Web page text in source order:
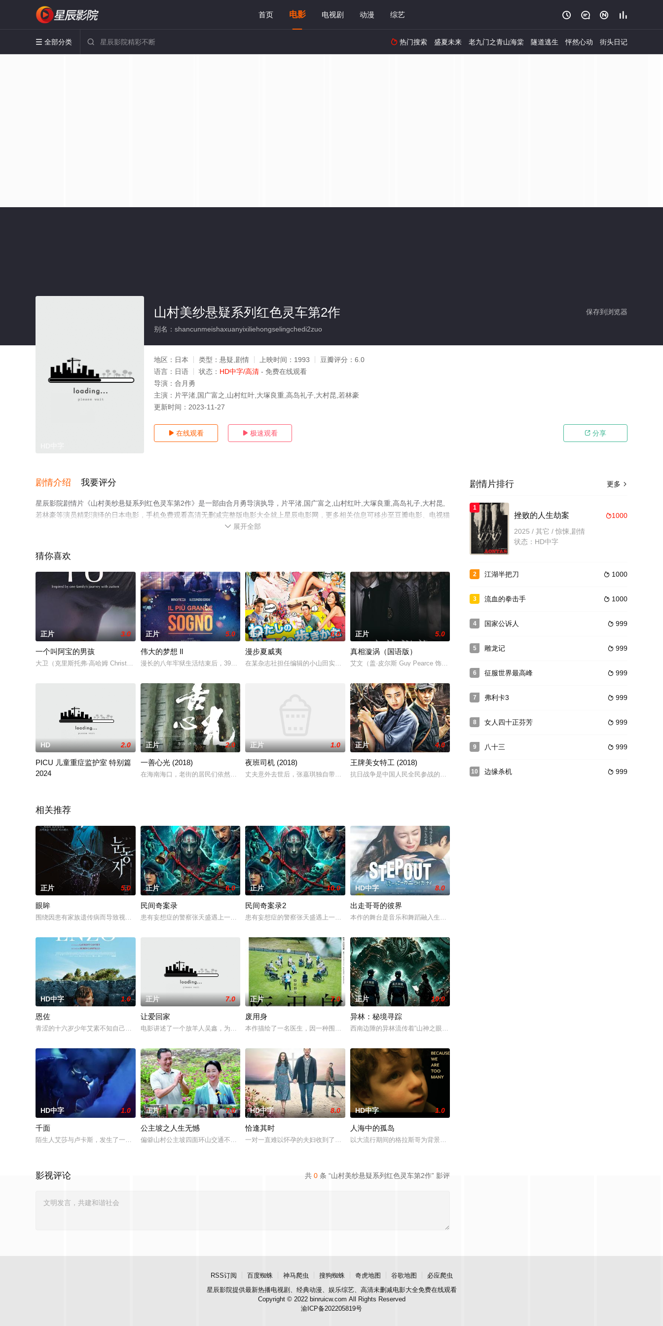
首页 电影 电视剧 动漫 综艺    
 全部分类   热门搜索 盛夏未来 老九门之青山海棠 隧道逃生 怦然心动 街头日记
保存到浏览器
山村美纱悬疑系列红色灵车第2作
别名：shancunmeishaxuanyixiliehongselingchedi2zuo
地区： 日本 类型： 悬疑,剧情 上映时间： 1993 豆瓣评分： 6.0
语言： 日语 状态： HD中字/高清 - 免费在线观看
导演： 合月勇
主演： 片平渚,国广富之,山村红叶,大塚良重,高岛礼子,大村昆,若林豪
更新时间： 2023-11-27
 在线观看  极速观看  分享
剧情介绍 我要评分
星辰影院剧情片《山村美纱悬疑系列红色灵车第2作》是一部由合月勇导演执导，片平渚,国广富之,山村红叶,大塚良重,高岛礼子,大村昆,
若林豪等演员精彩演绎的日本电影，手机免费观看高清无删减完整版电影大全就上星辰电影网，更多相关信息可移步至豆瓣电影、电视猫
 展开全部
猜你喜欢
正片 3.0
一个叫阿宝的男孩
大卫（克里斯托弗·高哈姆 Christopher Gorham 饰）的妻子身患绝症，在不久之后就永远的离开了丈夫，只留给了大
正片 5.0
伟大的梦想 Il
漫长的八年牢狱生活结束后，39岁的米尔科终于重新呼吸到了自由的空气。这一次，他决定洗心革面重新做人。在最初的计划里，米尔科只
正片 6.0
漫步夏威夷
在某杂志社担任编辑的小山田实里（荣仓奈奈 饰），不得已接受了身为空姐的好朋友爱子（中村由里 饰）的委托，要在夏威夷为爱子的新
正片 5.0
真相漩涡（国语版）
艾文（盖·皮尔斯 Guy Pearce 饰）是一名德高望重的大学教授，拥有一位非常贤惠的妻子，无论是家庭生活还
HD 2.0
PICU 儿童重症监护室 特别篇
2024
正片 2.0
一善心光 (2018)
在海南海口，老街的居民们依然过着悠闲的生活。经营咖啡馆的老林遇到了久未谋面的儿子的朋友，快递员席展发现了自己的房东老万无法说
正片 1.0
夜班司机 (2018)
丈夫意外去世后，张嘉琪独自带着女儿艰难度日。在好友江峰的帮助下，利用空余的时间在一家网约车公司做夜班司机贴补家用。初出茅庐的
正片 4.0
王牌美女特工 (2018)
抗日战争是中国人民全民参战的一场反对帝国主义侵略的战争。在抗战时期，平静的凤凰古村突然来了很多日
相关推荐
正片 5.0
眼眸
围绕因患有家族遗传病而导致视力逐渐丧失的摄影师瑞真展开。在面对跨越视力障碍、好不容易成为陶艺家却离奇身亡的双胞胎妹妹瑞音时，
正片 6.0
民间奇案录
患有妄想症的警察张天盛遇上一起离奇的神像杀人事件，勘案过程中，牵引出“婴胎报仇”，“娘娘索命”等一连串妖异事件，张天盛虽被种
正片 10.0
民间奇案录2
患有妄想症的警察张天盛遇上一起离奇的神像杀人事件，勘案过程中，牵引出“婴胎报仇”，“娘娘索命”等一连串妖异事件，张天盛虽被种
HD中字 8.0
出走哥哥的彼界
本作的舞台是音乐和舞蹈融入生活的冲绳。与母亲朱音、妹妹舞一起生活的照屋踊，憧憬舞蹈学校的丽莎，开
HD中字 1.0
恩佐
青涩的十六岁少年艾素不知自己想要什么，却清楚自己不要什么：父母享受的中产生活、哥哥向往的名校前途。砌砖建墙，朴拙的体力劳动，
正片 7.0
让爱回家
电影讲述了一个放羊人吴鑫，为两只羊和他人发生冲突，失手将对方打死，被判处无期徒刑后，吴鑫在监狱的十几年间，一直表现良好，因吴
正片 7.0
废用身
本作描绘了一名医生，因一种围绕“废用身”——因瘫痪等原因已无恢复可能的四肢——的治疗方法，而一步步踏入在追求理想的理性与疯狂
正片 10.0
异林：秘境寻踪
西南边陲的异林流传着“山神之眼”的恐怖传说，生物系学生苏瑶与同学进山科考，却因遭遇飓风来袭而失联。
HD中字 1.0
千面
陌生人艾莎与卢卡斯，发生了一场荒唐意外的一夜情。突如其来的警方封锁，令两人被迫困在奥克兰的公寓里，不得不朝夕共处。长夜漫漫，
正片 7.0
公主坡之人生无憾
偏僻山村公主坡四面环山交通不便，多为留守老人妇女儿童。退休市文化局干部张乐进心系故土，毅然回村助力振兴，虽遭部分人反对，仍顶
HD中字 8.0
恰逢其时
一对一直难以怀孕的夫妇收到了陌生人送来的一块古董手表，妻子意识到她寻求的答案终有一天会到来。
HD中字 1.0
人海中的孤岛
以大流行期间的格拉斯哥为背景，一位单身母亲在抚养年幼的孤独症儿子时被迫面对自己黑暗的过去。
共 0 条 “山村美纱悬疑系列红色灵车第2作” 影评
影视评论
更多 
剧情片排行
1
1000
挫败的人生劫案
2025 / 其它 / 惊悚,剧情
状态：HD中字
2  1000
江湖半把刀
3  1000
流血的拳击手
4  999
国家公诉人
5  999
雕龙记
6  999
征服世界最高峰
7  999
弗利卡3
8  999
女人四十正芬芳
9  999
八十三
10  999
边缘杀机
RSS订阅 百度蜘蛛 神马爬虫 搜狗蜘蛛 奇虎地图 谷歌地图
必应爬虫
星辰影院提供最新热播电视剧、经典动漫、娱乐综艺、高清未删减电影大全免费在线观看
Copyright © 2022 binruicw.com All Rights Reserved
渝ICP备202205819号